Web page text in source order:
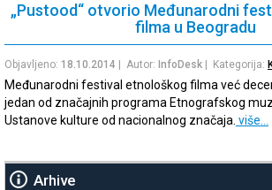
„Pustood“ otvorio Međunarodni
filma u Beogradu
Objavljeno: 18.10.2014 | Autor: InfoDesk | Kategorija:
Međunarodni festival etnološkog filma već
jedan od značajnih programa Etnografskog
Ustanove kulture od nacionalnog značaja. više…
Arhive